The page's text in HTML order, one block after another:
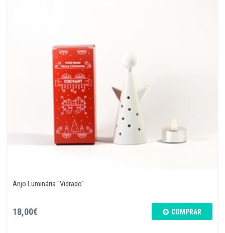
Anjo Luminária "Vidrado"
18,00€ COMPRAR